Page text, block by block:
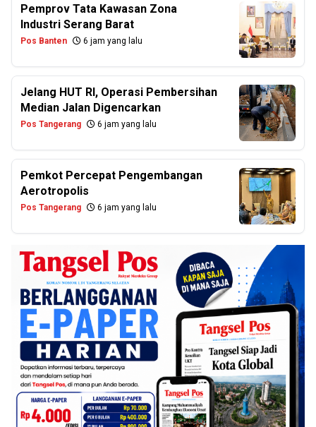
Pemprov Tata Kawasan Zona
Industri Serang Barat
Pos Banten 6 jam yang lalu
Jelang HUT RI, Operasi Pembersihan
Median Jalan Digencarkan
Pos Tangerang 6 jam yang lalu
Pemkot Percepat Pengembangan
Aerotropolis
Pos Tangerang 6 jam yang lalu